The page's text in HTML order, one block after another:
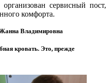
сервисный пост,
комфорта.
Владимировна
кровать. Это, прежде